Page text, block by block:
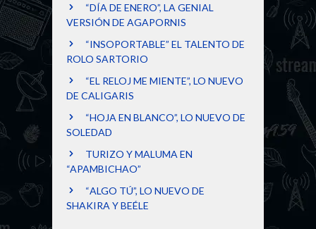
“DÍA DE ENERO”, LA GENIAL
VERSIÓN DE AGAPORNIS
“INSOPORTABLE” EL TALENTO DE
ROLO SARTORIO
“EL RELOJ ME MIENTE”, LO NUEVO
DE CALIGARIS
“HOJA EN BLANCO”, LO NUEVO DE
SOLEDAD
TURIZO Y MALUMA EN
“APAMBICHAO”
“ALGO TÚ”, LO NUEVO DE
SHAKIRA Y BEÉLE